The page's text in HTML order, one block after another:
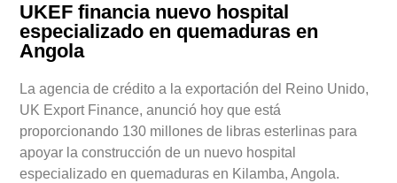
UKEF financia nuevo hospital
especializado en quemaduras en
Angola
La agencia de crédito a la exportación del Reino Unido,
UK Export Finance, anunció hoy que está
proporcionando 130 millones de libras esterlinas para
apoyar la construcción de un nuevo hospital
especializado en quemaduras en Kilamba, Angola.